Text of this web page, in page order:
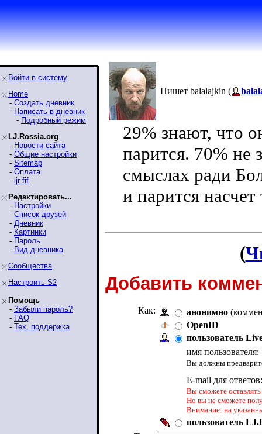
Войти в систему
Home
- Создать дневник
- Написать в дневник
- Подробный режим
LJ.Rossia.org
- Новости сайта
- Общие настройки
- Sitemap
- Оплата
- ljr-fif
Редактировать...
- Настройки
- Список друзей
- Дневник
- Картинки
- Пароль
- Вид дневника
Сообщества
Настроить S2
Помощь
- Забыли пароль?
- FAQ
- Тех. поддержка
Пишет balalajkin (
29% знают, что
парится. 70% не
смыслах ради
и парится насчет
(
Добавить
Как: анонимно
OpenID
пользователь
имя пользователя:
Вы должны
E-mail для
Вы сможете
Но вы не сможете
Внимание: на
пользователь